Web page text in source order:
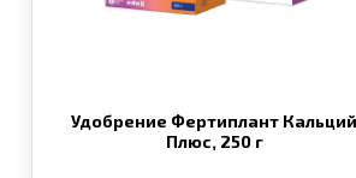
Удобрение Фертиплант Кальций
Плюс, 250 г